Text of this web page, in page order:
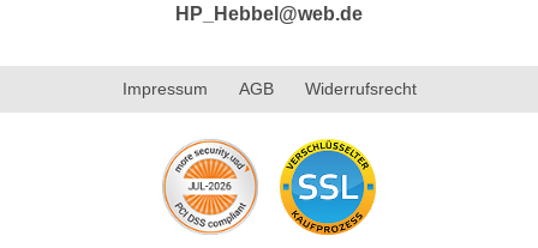
HP_Hebbel@web.de
Impressum AGB Widerrufsrecht